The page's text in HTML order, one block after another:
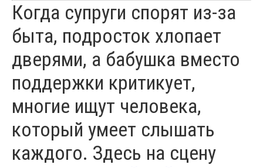
Когда супруги спорят из-за
быта, подросток хлопает
дверями, а бабушка вместо
поддержки критикует,
многие ищут человека,
который умеет слышать
каждого. Здесь на сцену